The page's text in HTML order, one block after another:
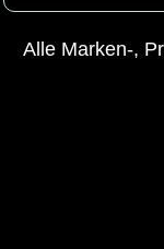
Alle Marken-,